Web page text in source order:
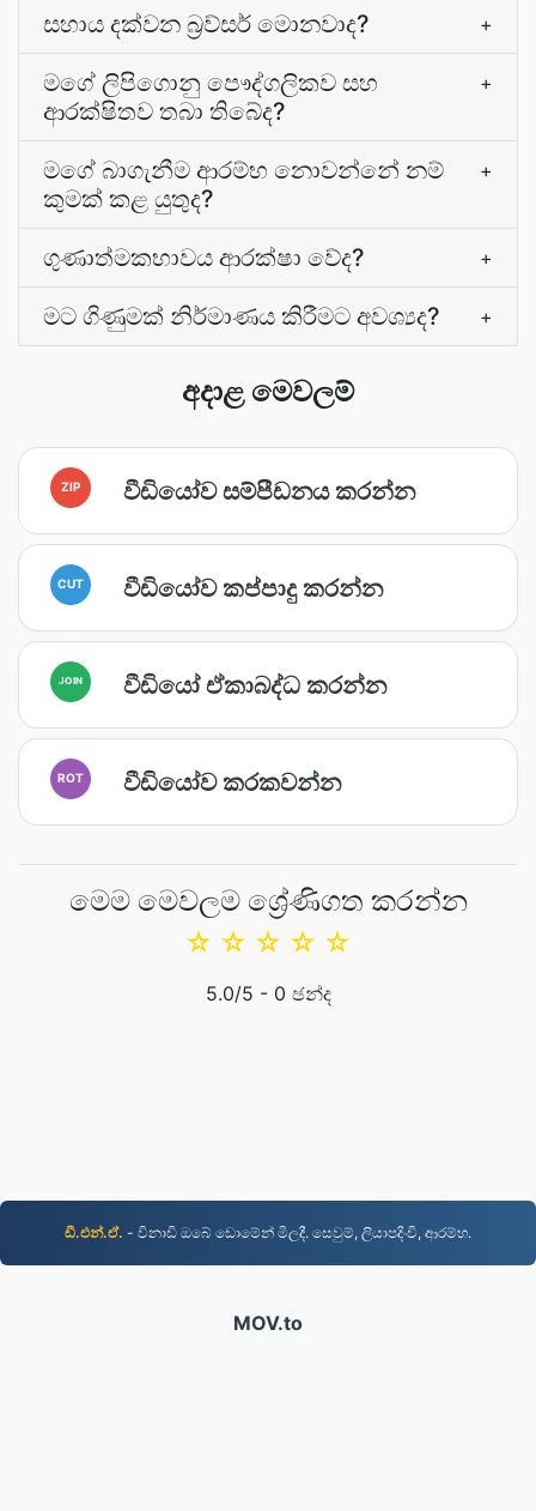
සහාය දක්වන බ්‍රව්සර් මොනවාද? +
මගේ ලිපිගොනු පෞද්ගලිකව සහ
ආරක්ෂිතව තබා තිබේද?
+
මගේ බාගැනීම ආරම්භ නොවන්නේ නම්
කුමක් කළ යුතුද?
+
ගුණාත්මකභාවය ආරක්ෂා වේද? +
මට ගිණුමක් නිර්මාණය කිරීමට අවශ්‍යද? +
අදාළ මෙවලම්
ZIP වීඩියෝව සම්පීඩනය කරන්න
CUT වීඩියෝව කප්පාදු කරන්න
JOIN වීඩියෝ ඒකාබද්ධ කරන්න
ROT වීඩියෝව කරකවන්න
මෙම මෙවලම ශ්‍රේණිගත කරන්න
☆
☆
☆
☆
☆
5.0/5 - 0 ඡන්ද
ඩී.එන්.ඒ. - විනාඩි ඔබේ ඩොමේන් මිලදී. සෙවුම්, ලියාපදිංචි, ආරම්භ.
MOV.to